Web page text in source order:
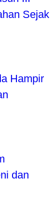
Sejak
Hampir
dan